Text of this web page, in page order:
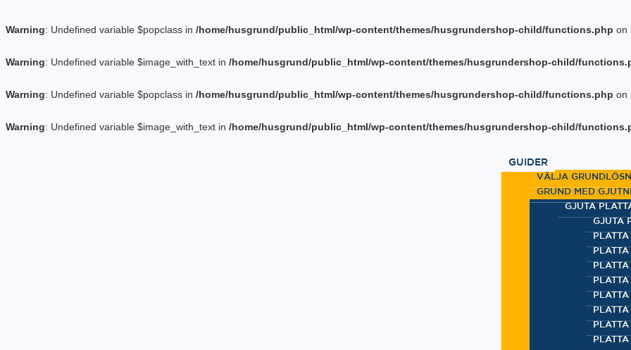
Warning: Undefined variable $popclass in /home/husgrund/public_html/wp-content/themes/husgrundershop-child/functions.php on
Warning: Undefined variable $image_with_text in /home/husgrund/public_html/wp-content/themes/husgrundershop-child/
Warning: Undefined variable $popclass in /home/husgrund/public_html/wp-content/themes/husgrundershop-child/functions.php on
Warning: Undefined variable $image_with_text in /home/husgrund/public_html/wp-content/themes/husgrundershop-child/
GUIDER
VÄLJA
GRUND MED
GJUTA
GJUTA
PLATTA
PLATTA
PLATTA
PLATTA
PLATTA